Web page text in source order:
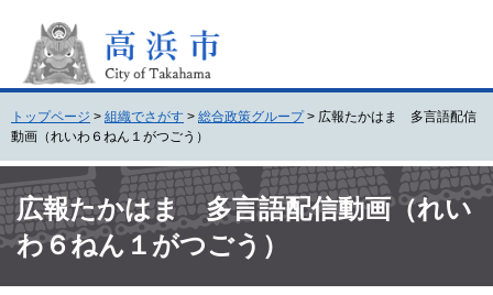
頭
。
飛
て
本
文
トップページ > 組織でさがす > 総合政策グループ > 広報たかはま 多言語配信
動画（れいわ６ねん１がつごう）
文 広報たかはま 多言語配信動画（れい
わ６ねん１がつごう）